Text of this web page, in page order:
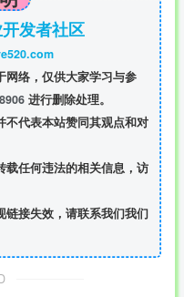
发者社区
网络，仅供大家学习与参
进行删除处理。
不代表本站赞同其观点和对
载任何违法的相关信息，访
链接失效，请联系我们我们